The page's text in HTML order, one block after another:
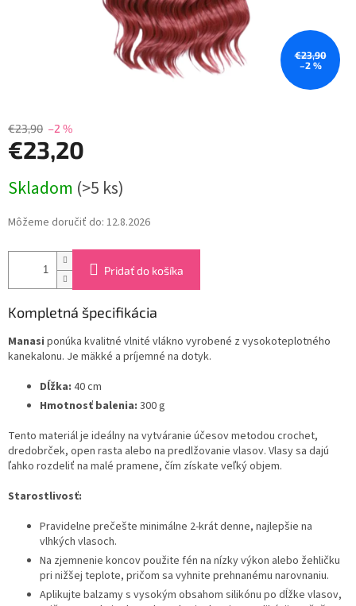
€23,90
–2 %
€23,90 –2 %
€23,20
cena:
Skladom (>5 ks)
Môžeme doručiť do: 12.8.2026
Pridať do košíka
Kompletná špecifikácia
Manasi ponúka kvalitné vlnité vlákno vyrobené z vysokoteplotného
kanekalonu. Je mäkké a príjemné na dotyk.
Dĺžka: 40 cm
Hmotnosť balenia: 300 g
Tento materiál je ideálny na vytváranie účesov metodou crochet,
dredobrček, open rasta alebo na predlžovanie vlasov. Vlasy sa dajú
ľahko rozdeliť na malé pramene, čím získate veľký objem.
Starostlivosť:
Pravidelne prečešte minimálne 2-krát denne, najlepšie na
vlhkých vlasoch.
Na zjemnenie koncov použite fén na nízky výkon alebo žehličku
pri nižšej teplote, pričom sa vyhnite prehnanému narovnaniu.
Aplikujte balzamy s vysokým obsahom silikónu po dĺžke vlasov,